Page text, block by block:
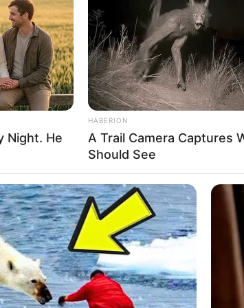
દરિયો ન ખેડવાની સુચના
યાદવ દ્વારા જણાવવામાં આવ્યું છે કે,
લીધે વરસાદી માહોલ બન્યો છે. ઓફશોર
છે. આગામી બે દિવસ રાજ્યમાં
ઓગસ્ટના માછીમારોને દરિયો ન ખેડવા
Night. He
HABERION
A Trail Camera Captures
Should See